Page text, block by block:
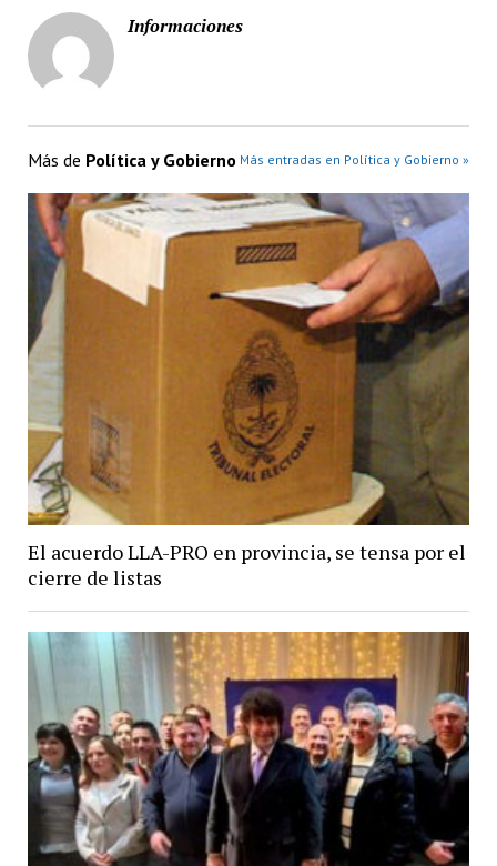
Informaciones
Más de Política y Gobierno Más entradas en Política y Gobierno »
El acuerdo LLA-PRO en provincia, se tensa por el
cierre de listas